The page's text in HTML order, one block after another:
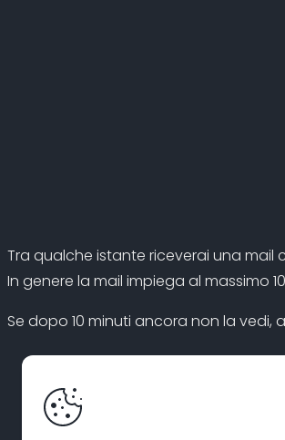
Tra qualche istante riceverai una
In genere la mail impiega al massimo
Se dopo 10 minuti ancora non la vedi,
Hai inserito un indirizzo email
La mail è finita per sbaglio nello
Se utilizzi Gmail dai un’occhiata